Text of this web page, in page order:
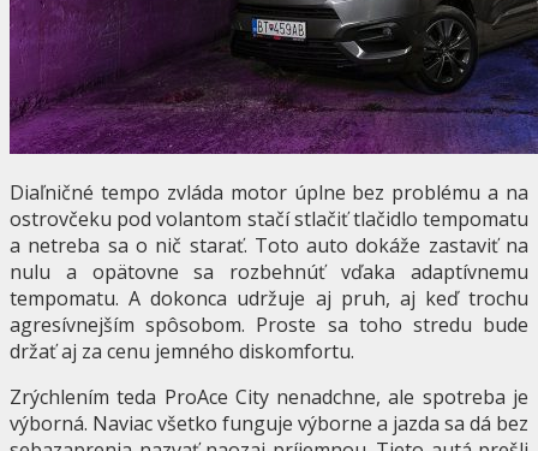
Diaľničné tempo zvláda motor úplne bez problému a na
ostrovčeku pod volantom stačí stlačiť tlačidlo tempomatu
a netreba sa o nič starať. Toto auto dokáže zastaviť na
nulu a opätovne sa rozbehnúť vďaka adaptívnemu
tempomatu. A dokonca udržuje aj pruh, aj keď trochu
agresívnejším spôsobom. Proste sa toho stredu bude
držať aj za cenu jemného diskomfortu.
Zrýchlením teda ProAce City nenadchne, ale spotreba je
výborná. Naviac všetko funguje výborne a jazda sa dá bez